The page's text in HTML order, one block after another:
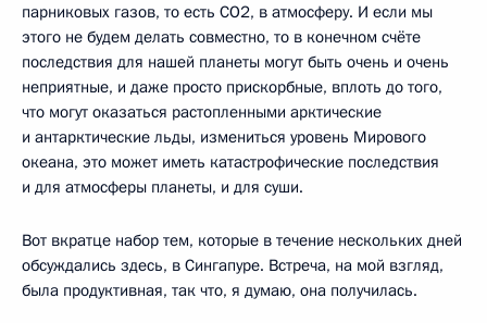
парниковых газов, то есть СО2, в атмосферу. И если мы
этого не будем делать совместно, то в конечном счёте
последствия для нашей планеты могут быть очень и очень
неприятные, и даже просто прискорбные, вплоть до того,
что могут оказаться растопленными арктические
и антарктические льды, измениться уровень Мирового
океана, это может иметь катастрофические последствия
и для атмосферы планеты, и для суши.
Вот вкратце набор тем, которые в течение нескольких дней
обсуждались здесь, в Сингапуре. Встреча, на мой взгляд,
была продуктивная, так что, я думаю, она получилась.